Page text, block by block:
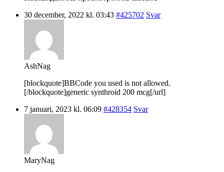
30 december, 2022 kl. 03:43 #425702 Svar
AshNag
[blockquote]BBCode you used is not allowed.
[/blockquote]generic synthroid 200 mcg[/url]
7 januari, 2023 kl. 06:09 #428354 Svar
MaryNag